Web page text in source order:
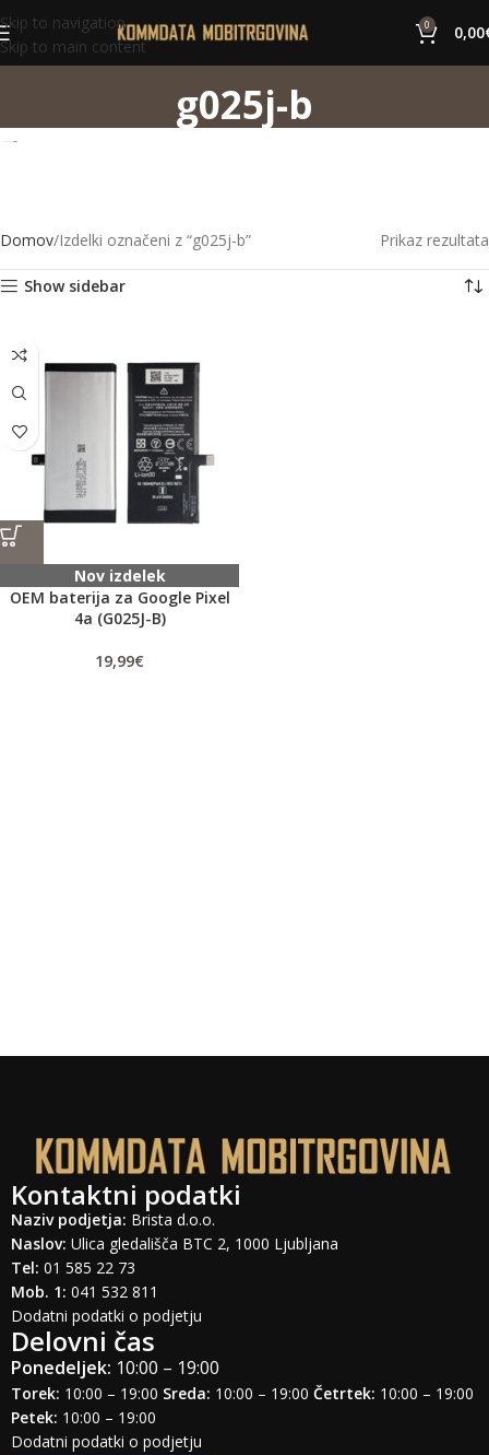
Skip to navigation
Skip to main content
0 0,00
g025j-b
Domov Izdelki označeni z “g025j-b” Prikaz rezultata
Show sidebar
Nov izdelek
OEM baterija za Google Pixel
4a (G025J-B)
19,99€
Kontaktni podatki
Naziv podjetja: Brista d.o.o.
Naslov: Ulica gledališča BTC 2, 1000 Ljubljana
Tel: 01 585 22 73
Mob. 1: 041 532 811
Dodatni podatki o podjetju
Delovni čas
Ponedeljek: 10:00 – 19:00
Torek: 10:00 – 19:00 Sreda: 10:00 – 19:00 Četrtek: 10:00 – 19:00
Petek: 10:00 – 19:00
Dodatni podatki o podjetju